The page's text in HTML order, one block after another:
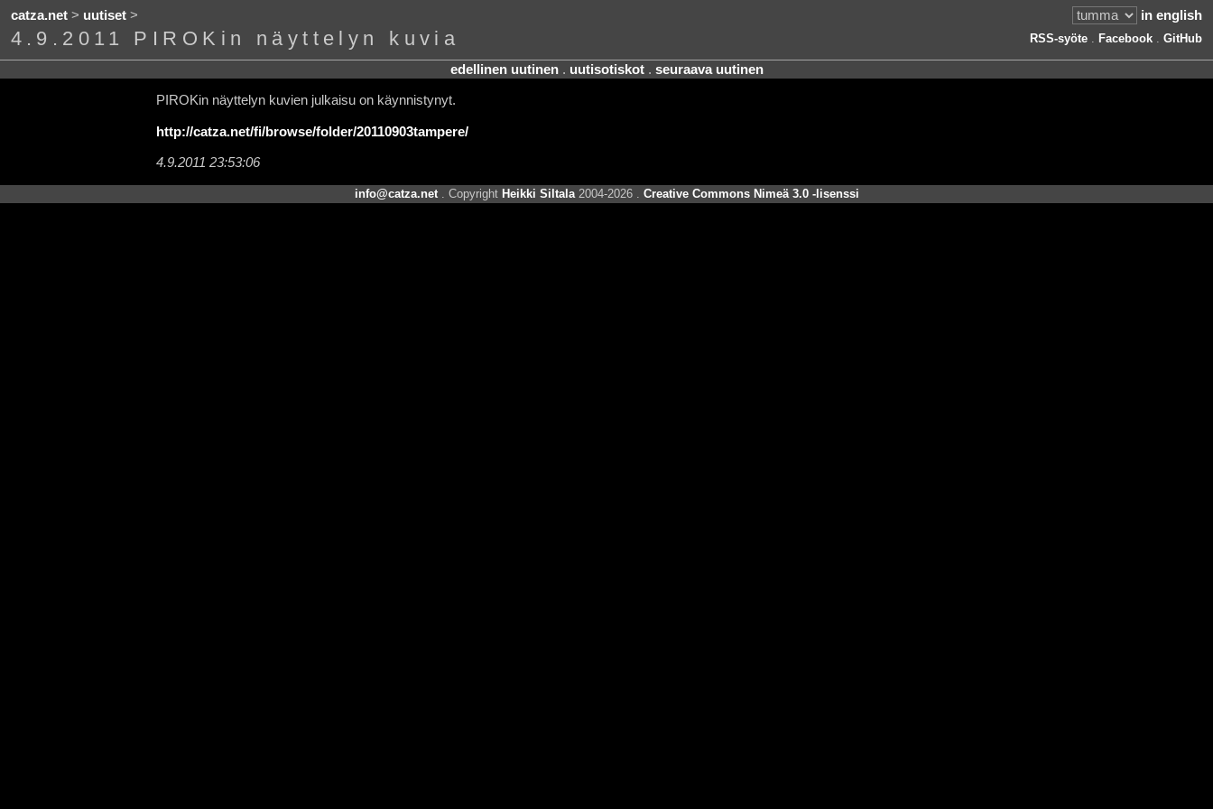
catza.net> uutiset> in english
4.9.2011 PIROKin näyttelyn kuvia RSS-syöte. Facebook. GitHub
edellinen uutinen. uutisotiskot. seuraava uutinen
PIROKin näyttelyn kuvien julkaisu on käynnistynyt.
http://catza.net/fi/browse/folder/20110903tampere/
4.9.2011 23:53:06
info@catza.net. Copyright Heikki Siltala2004-2026 . Creative Commons Nimeä 3.0 -lisenssi